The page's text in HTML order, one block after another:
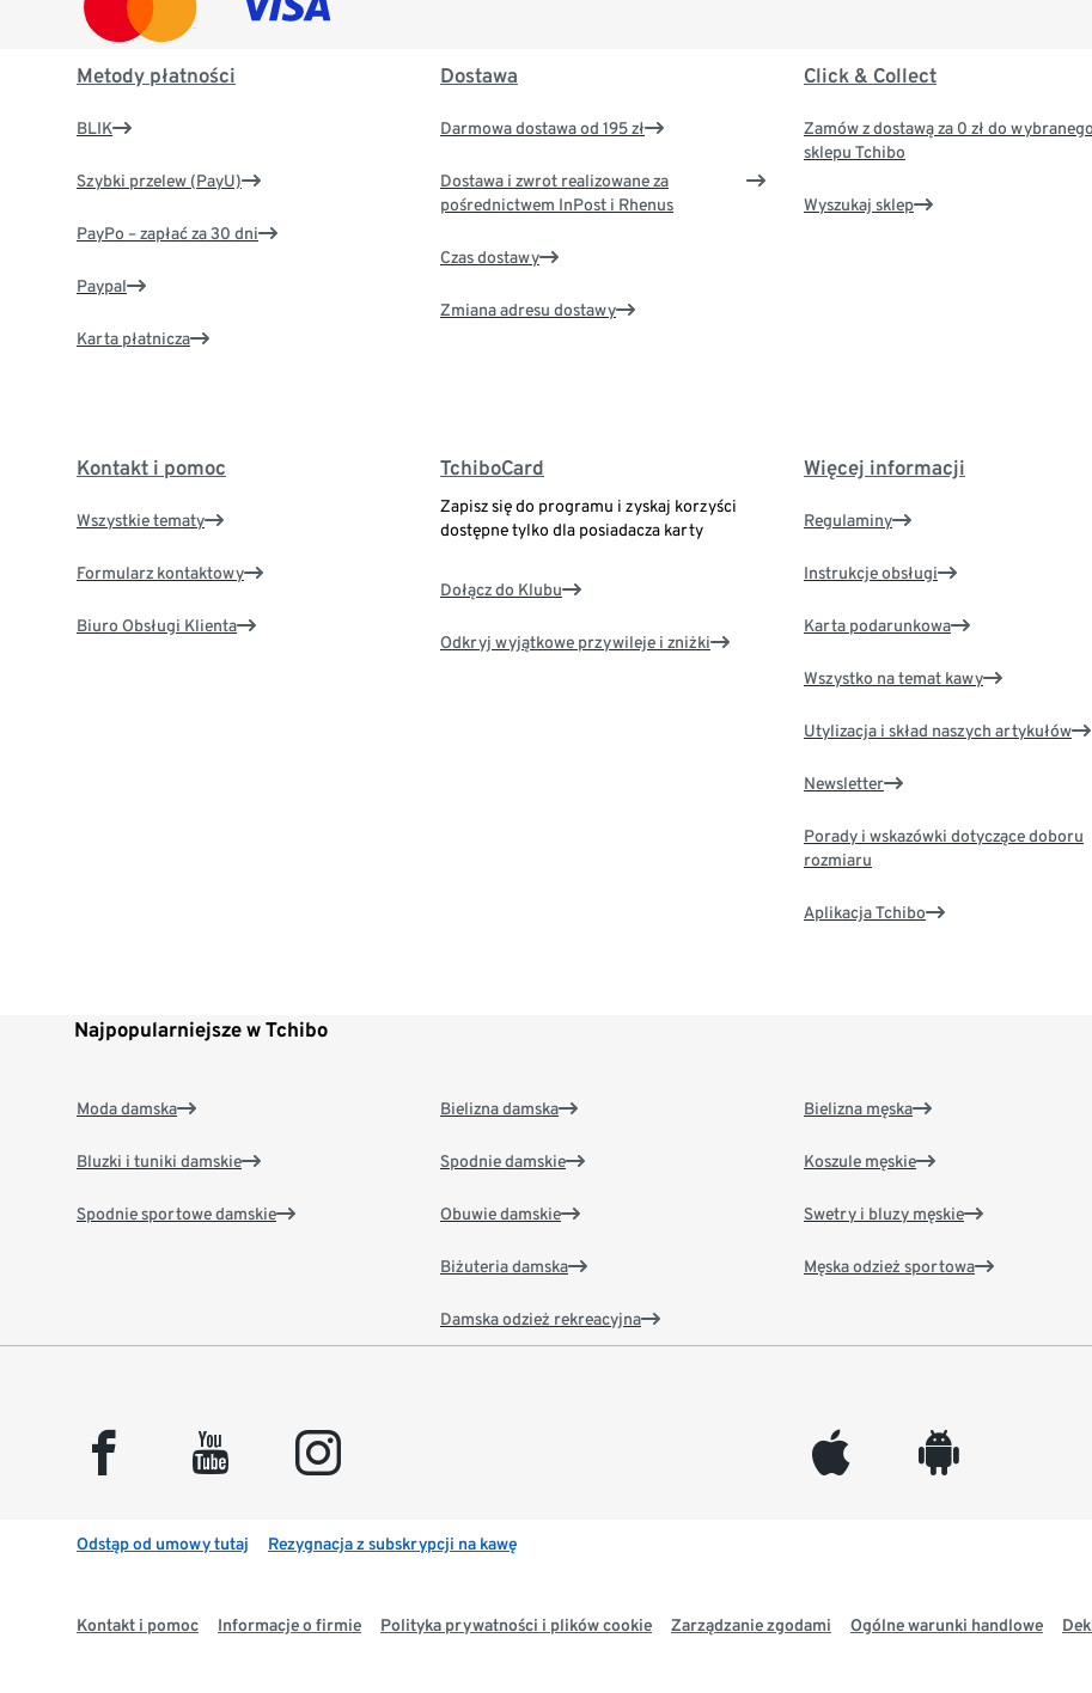
Metody płatności
BLIK
Szybki przelew (PayU)
PayPo – zapłać za 30 dni
Paypal
Karta płatnicza
Dostawa
Darmowa dostawa od 195 zł
Dostawa i zwrot realizowane za
pośrednictwem InPost i Rhenus
Czas dostawy
Zmiana adresu dostawy
Click & Collect
Zamów z dostawą za 0 zł do wybranego
sklepu Tchibo
Wyszukaj sklep
Kontakt i pomoc
Wszystkie tematy
Formularz kontaktowy
Biuro Obsługi Klienta
TchiboCard
Zapisz się do programu i zyskaj korzyści
dostępne tylko dla posiadacza karty
Dołącz do Klubu
Odkryj wyjątkowe przywileje i zniżki
Więcej informacji
Regulaminy
Instrukcje obsługi
Karta podarunkowa
Wszystko na temat kawy
Utylizacja i skład naszych artykułów
Newsletter
Porady i wskazówki dotyczące doboru
rozmiaru
Aplikacja Tchibo
Najpopularniejsze w Tchibo
Moda damska
Bluzki i tuniki damskie
Spodnie sportowe damskie
Bielizna damska
Spodnie damskie
Obuwie damskie
Biżuteria damska
Damska odzież rekreacyjna
Bielizna męska
Koszule męskie
Swetry i bluzy męskie
Męska odzież sportowa
facebook youtube instagram appleinc android
Odstąp od umowy tutaj Rezygnacja z subskrypcji na kawę
Kontakt i pomoc Informacje o firmie Polityka prywatności i plików cookie Zarządzanie zgodami Ogólne warunki handlowe